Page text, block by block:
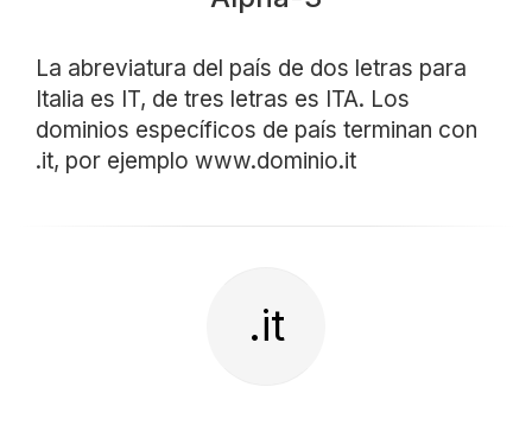
La abreviatura del país de dos letras para
Italia es IT, de tres letras es ITA. Los
dominios específicos de país terminan con
.it, por ejemplo www.dominio.it
.it